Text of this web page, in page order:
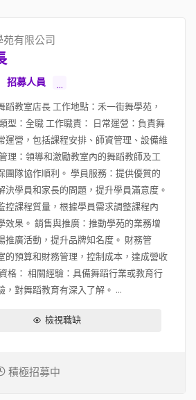
有限公司
招募人員 ...
蹈教室店長 工作地點：禾一街舞學苑，
型：全職 工作職責： 日常運營：負責舞
運營，包括課程安排、師資管理、設備維
理：領導和激勵教室內的舞蹈教師及工
團隊協作順利。 學員服務：提供優質的
決學員和家長的問題，提升學員滿意度。
控課程質量，根據學員需求調整課程內
效果。 銷售與推廣：推動學苑的業務增
推廣活動，提升品牌知名度。 財務管
的預算和財務管理，控制成本，達成營收
格： 相關經驗：具備舞蹈行業或教育行
，對舞蹈教育有深入了解。 ...
檢視職缺
積極招募中